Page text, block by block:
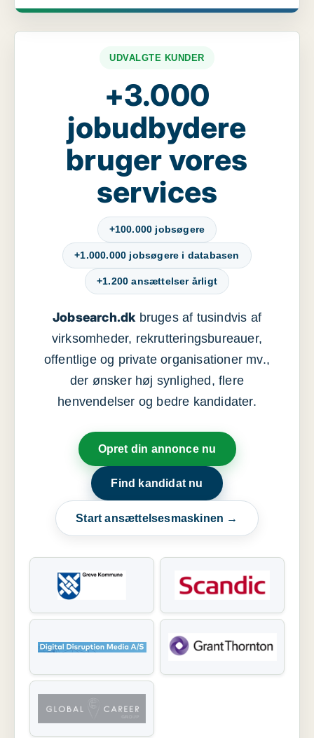
UDVALGTE KUNDER
+3.000
jobudbydere
bruger vores
services
+100.000 jobsøgere
+1.000.000 jobsøgere i databasen
+1.200 ansættelser årligt
Jobsearch.dkbruges af tusindvis af
virksomheder, rekrutteringsbureauer,
offentlige og private organisationer mv.,
der ønsker høj synlighed, flere
henvendelser og bedre kandidater.
Opret din annonce nu
Find kandidat nu
Start ansættelsesmaskinen →